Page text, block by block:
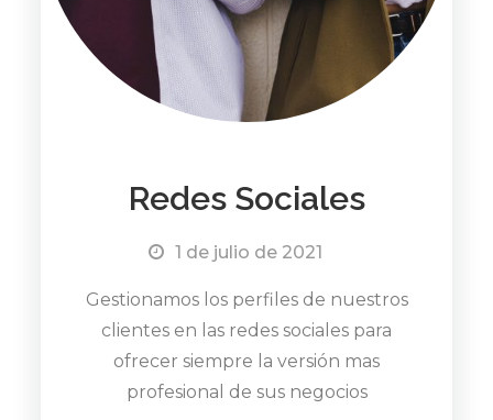
Redes Sociales
1 de julio de 2021
Gestionamos los perfiles de nuestros
clientes en las redes sociales para
ofrecer siempre la versión mas
profesional de sus negocios